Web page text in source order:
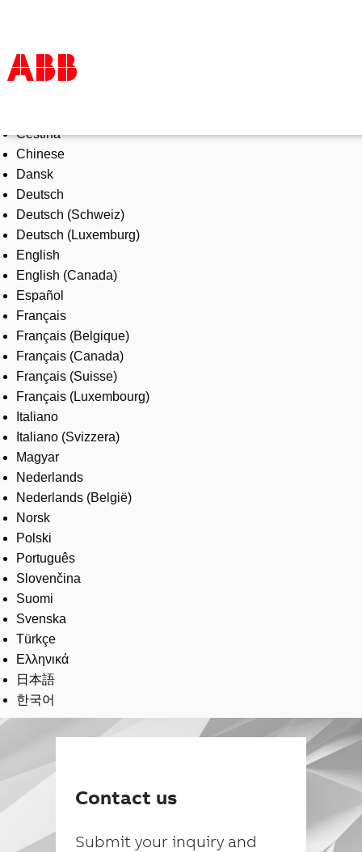
Products & Solutions
Industries
Services
About us
Where to buy
Contact us
Careers
Čeština
Chinese
Dansk
Deutsch
Deutsch (Schweiz)
Deutsch (Luxemburg)
English
English (Canada)
Español
Français
Français (Belgique)
Français (Canada)
Français (Suisse)
Français (Luxembourg)
Italiano
Italiano (Svizzera)
Magyar
Nederlands
Nederlands (België)
Norsk
Polski
Português
Slovenčina
Suomi
Svenska
Türkçe
Ελληνικά
日本語
한국어
Contact us
Submit your inquiry and